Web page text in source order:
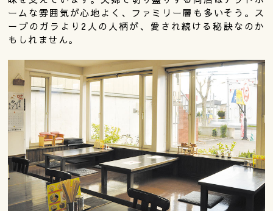
ームな雰囲気が心地よく、ファミリー層も多いそう。ス
ープのガラより2人の人柄が、愛され続ける秘訣なのか
もしれません。